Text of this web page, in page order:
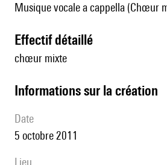
Musique vocale a cappella (Chœur
effectif détaillé
chœur mixte
informations sur la création
date
5 octobre 2011
lieu